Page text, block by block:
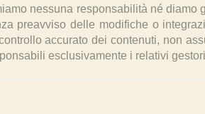
nessuna responsabilità né diamo
preavviso delle modifiche o
accurato dei contenuti, non
esclusivamente i relativi